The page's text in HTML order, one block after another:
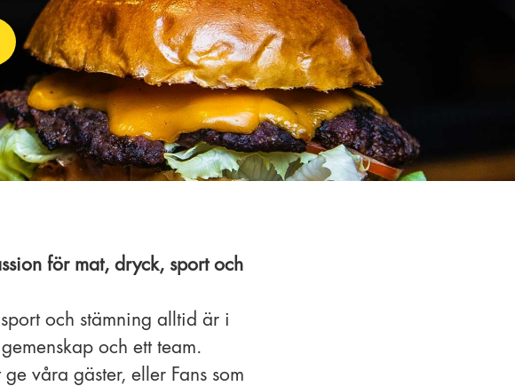
för mat, dryck, sport och
och stämning alltid är i
och ett team.
ge våra gäster, eller Fans som